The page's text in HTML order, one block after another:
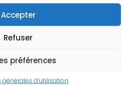
Accepter
Refuser
préférences
d’utilisation
de la Main